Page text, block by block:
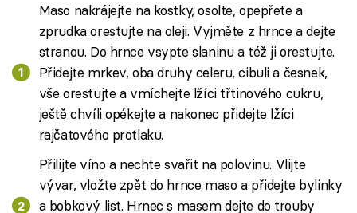
Maso nakrájejte na kostky, osolte, opepřete a
zprudka orestujte na oleji. Vyjměte z hrnce a dejte
stranou. Do hrnce vsypte slaninu a též ji orestujte.
Přidejte mrkev, oba druhy celeru, cibuli a česnek,
vše orestujte a vmíchejte lžíci třtinového cukru,
ještě chvíli opékejte a nakonec přidejte lžíci
rajčatového protlaku.
Přilijte víno a nechte svařit na polovinu. Vlijte
vývar, vložte zpět do hrnce maso a přidejte bylinky
a bobkový list. Hrnec s masem dejte do trouby